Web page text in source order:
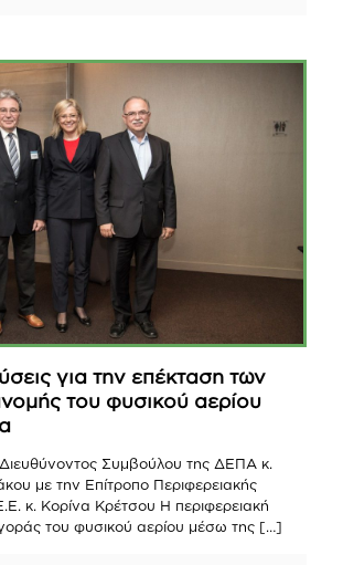
για την επέκταση των
του φυσικού αερίου
Συμβούλου της ΔΕΠΑ κ.
με την Επίτροπο Περιφερειακής
κ. Κορίνα Κρέτσου Η περιφερειακή
του φυσικού αερίου μέσω της […]